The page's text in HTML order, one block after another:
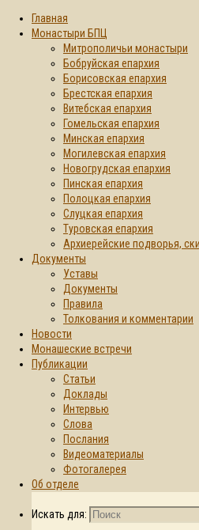
Главная
Монастыри БПЦ
Митрополичьи монастыри
Бобруйская епархия
Борисовская епархия
Брестская епархия
Витебская епархия
Гомельская епархия
Минская епархия
Могилевская епархия
Новогрудская епархия
Пинская епархия
Полоцкая епархия
Слуцкая епархия
Туровская епархия
Архиерейские подворья,
Документы
Уставы
Документы
Правила
Толкования и комментарии
Новости
Монашеские встречи
Публикации
Статьи
Доклады
Интервью
Слова
Послания
Видеоматериалы
Фотогалерея
Об отделе
Искать для:
© 2015-2026. Синодальный отдел по
делам монастырей и монашеству БПЦ